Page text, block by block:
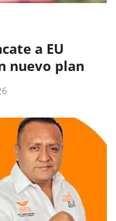
a EU
nuevo plan